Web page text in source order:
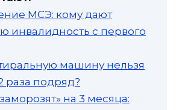
МСЭ: кому дают
инвалидность с первого
машину нельзя
раза подряд?
на 3 месяца: